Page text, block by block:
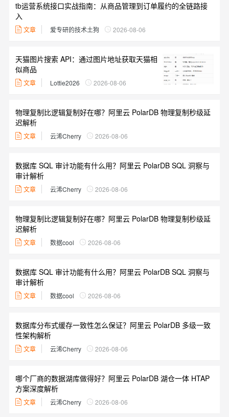
tb运营系统接口实战指南：从商品管理到订单履约的全链路接
入
文章 爱专研的技术土狗 2026-08-06
天猫图片搜索 API：通过图片地址获取天猫相
似商品
文章 Lottie2026 2026-08-06
物理复制比逻辑复制好在哪？阿里云 PolarDB 物理复制秒级延
迟解析
文章 云浠Cherry 2026-08-06
数据库 SQL 审计功能有什么用？阿里云 PolarDB SQL 洞察与
审计解析
文章 云浠Cherry 2026-08-06
物理复制比逻辑复制好在哪？阿里云 PolarDB 物理复制秒级延
迟解析
文章 数据cool 2026-08-06
数据库 SQL 审计功能有什么用？阿里云 PolarDB SQL 洞察与
审计解析
文章 数据cool 2026-08-06
数据库分布式缓存一致性怎么保证？阿里云 PolarDB 多级一致
性架构解析
文章 云浠Cherry 2026-08-06
哪个厂商的数据湖库做得好？阿里云 PolarDB 湖仓一体 HTAP
方案深度解析
文章 云浠Cherry 2026-08-06